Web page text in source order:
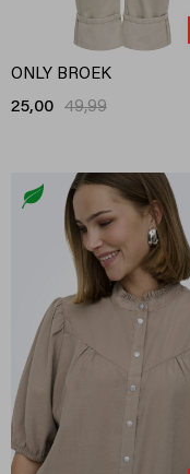
ONLY BROEK
25,00 49,99